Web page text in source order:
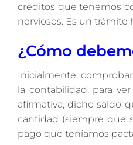
créditos que tenemos
nerviosos. Es un
¿Cómo
Inicialmente,
la contabilidad, para
afirmativa, dicho saldo
cantidad (siempre que
pago que teníamos